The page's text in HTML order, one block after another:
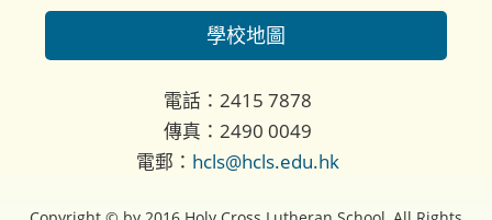
學校地圖
電話：2415 7878
傳真：2490 0049
電郵： hcls@hcls.edu.hk